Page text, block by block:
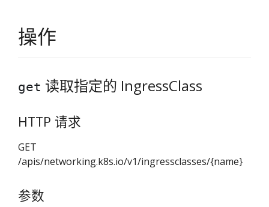
操作
get 读取指定的 IngressClass
HTTP 请求
GET
/apis/networking.k8s.io/v1/ingressclasses/{name}
参数